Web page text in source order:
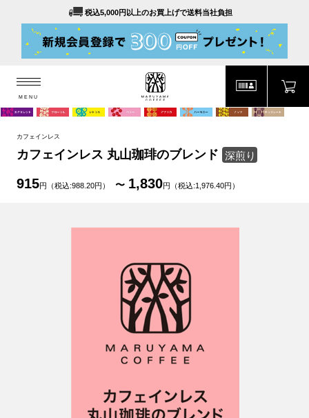
税込5,000円以上のお買上げで送料当社負担
MENU
MENU
カフェインレス
カフェインレス 丸山珈琲のブレンド 深煎り
915円（税込:988.20円） 1,830円（税込:1,976.40円）